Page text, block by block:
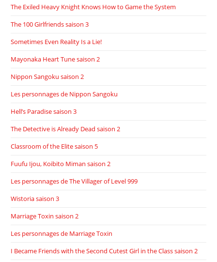
The Exiled Heavy Knight Knows How to Game the System
The 100 Girlfriends saison 3
Sometimes Even Reality Is a Lie!
Mayonaka Heart Tune saison 2
Nippon Sangoku saison 2
Les personnages de Nippon Sangoku
Hell’s Paradise saison 3
The Detective is Already Dead saison 2
Classroom of the Elite saison 5
Fuufu Ijou, Koibito Miman saison 2
Les personnages de The Villager of Level 999
Wistoria saison 3
Marriage Toxin saison 2
Les personnages de Marriage Toxin
I Became Friends with the Second Cutest Girl in the Class saison 2